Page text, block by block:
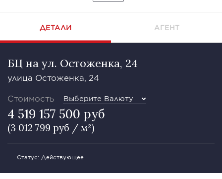
ДЕТАЛИ АГЕНТ
БЦ на ул. Остоженка, 24
улица Остоженка, 24
Стоимость Выберите Валюту
4 519 157 500 руб
(3 012 799 руб / м²)
Статус: Действующее